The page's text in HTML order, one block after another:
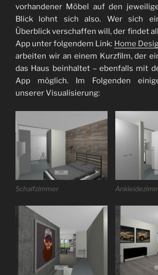
vorhandener Möbel auf den
Blick lohnt sich also. Wer sich
Überblick verschaffen will, der findet
App unter folgendem Link: Home
arbeiten wir an einem Kurzfilm, der
das Haus beinhaltet – ebenfalls mit
App möglich. Im Folgenden
unserer Visualisierung:
Schalfzimmer